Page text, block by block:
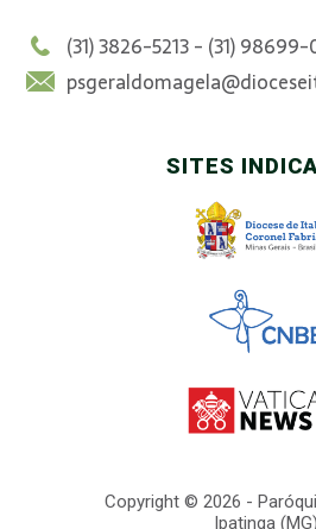
(31) 3826-5213 - (31)
SITES
Copyright © 2026 -
Ipatinga (MG)